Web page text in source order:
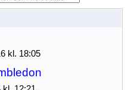
kl. 18:05